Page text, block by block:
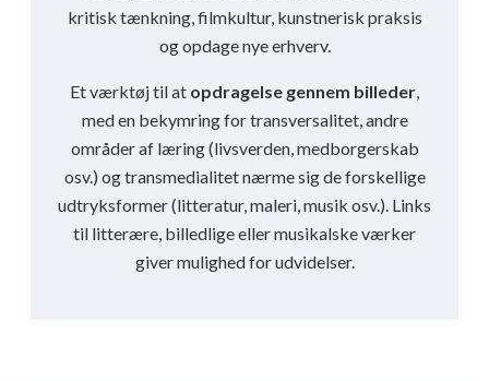
kritisk tænkning, filmkultur, kunstnerisk praksis
og opdage nye erhverv.
Et værktøj til at opdragelse gennem billeder,
med en bekymring for transversalitet, andre
områder af læring (livsverden, medborgerskab
osv.) og transmedialitet nærme sig de forskellige
udtryksformer (litteratur, maleri, musik osv.). Links
til litterære, billedlige eller musikalske værker
giver mulighed for udvidelser.